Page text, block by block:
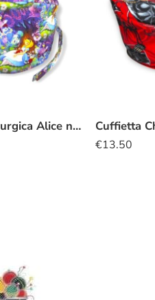
Cuffietta chirurgica Alice nel Paese delle Meraviglie viola
€13.50